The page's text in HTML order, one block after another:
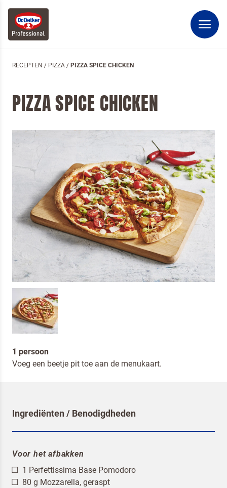
RECEPTEN / PIZZA / PIZZA SPICE CHICKEN
PIZZA SPICE CHICKEN
1 persoon
Voeg een beetje pit toe aan de menukaart.
Ingrediënten / Benodigdheden
Voor het afbakken
1 Perfettissima Base Pomodoro
80 g Mozzarella, geraspt